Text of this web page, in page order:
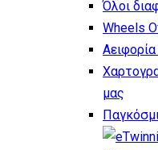
Όλοι
Wheels
μας